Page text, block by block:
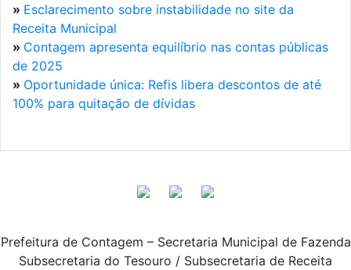
» Esclarecimento sobre instabilidade no site da
Receita Municipal
» Contagem apresenta equilíbrio nas contas públicas
de 2025
» Oportunidade única: Refis libera descontos de até
100% para quitação de dívidas
Prefeitura de Contagem – Secretaria Municipal de Fazenda
Subsecretaria do Tesouro / Subsecretaria de Receita